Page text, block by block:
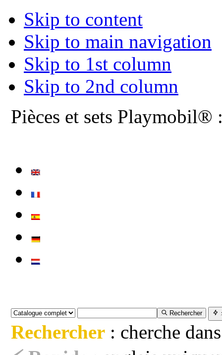
Skip to content
Skip to main navigation
Skip to 1st column
Skip to 2nd column
Pièces et sets Playmobil®
Rechercher
Rechercher : cherche